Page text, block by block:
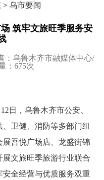
> 乌市要闻
筑牢文旅旺季服务安
：乌鲁木齐市融媒体中心/
： 675次
日，乌鲁木齐市公安、
卫健、消防等多部门组
吾悦广场店、龙盛街锦
文旅旺季旅游行业联合
全经营与优质服务双重